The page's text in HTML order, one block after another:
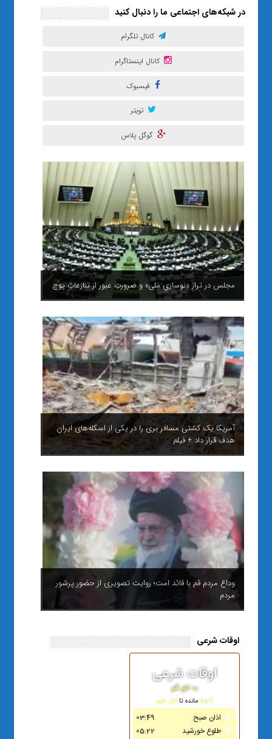
در شبکه‌های اجتماعی ما را دنبال کنید
کانال تلگرام
کانال اینستاگرام
فیسبوک
تویتر
گوگل پلاس
مجلس در ترازِ «نوسازیِ ملی» و ضرورتِ عبور از تنازعاتِ پوچ
آمریکا یک کشتی مسافر بری را در یکی از اسکله‌های ایران
هدف قرار داد + فیلم
وداع مردم قم با قائد امت؛ روایت تصویری از حضور پرشور
مردم
اوقات شرعی